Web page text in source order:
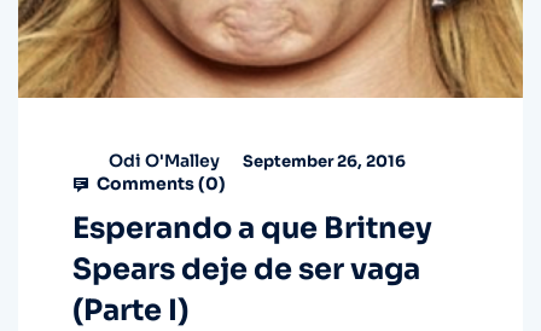
Odi O'Malley September 26, 2016
Comments (0)
Esperando a que Britney
Spears deje de ser vaga
(Parte I)